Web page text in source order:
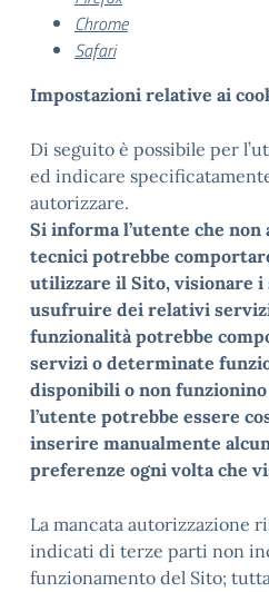
Chrome
Safari
Impostazioni relative ai
Di seguito è possibile per
ed indicare
autorizzare.
Si informa l’utente che
tecnici potrebbe
utilizzare il Sito, visionare
usufruire dei relativi
funzionalità potrebbe
servizi o determinate
disponibili o non
l’utente potrebbe essere
inserire manualmente
preferenze ogni volta che
La mancata autorizzazione
indicati di terze parti non
funzionamento del Sito;